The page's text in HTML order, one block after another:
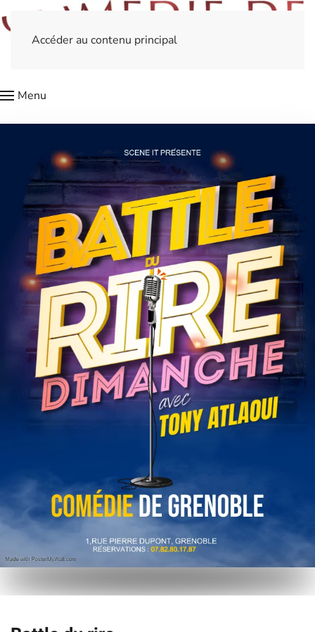
Accéder au contenu principal
Menu